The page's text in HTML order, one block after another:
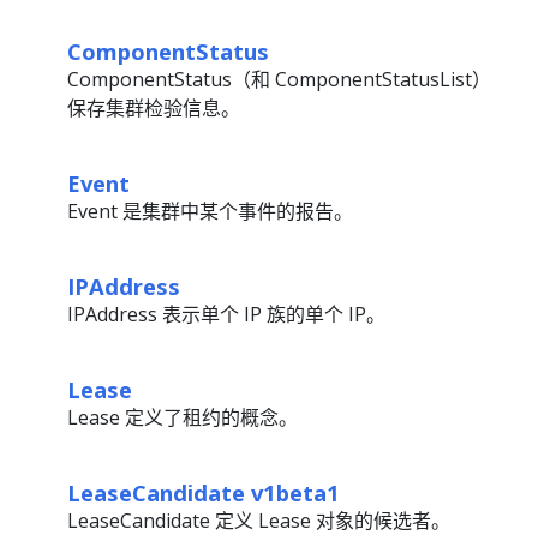
ComponentStatus
ComponentStatus（和 ComponentStatusList）
保存集群检验信息。
Event
Event 是集群中某个事件的报告。
IPAddress
IPAddress 表示单个 IP 族的单个 IP。
Lease
Lease 定义了租约的概念。
LeaseCandidate v1beta1
LeaseCandidate 定义 Lease 对象的候选者。